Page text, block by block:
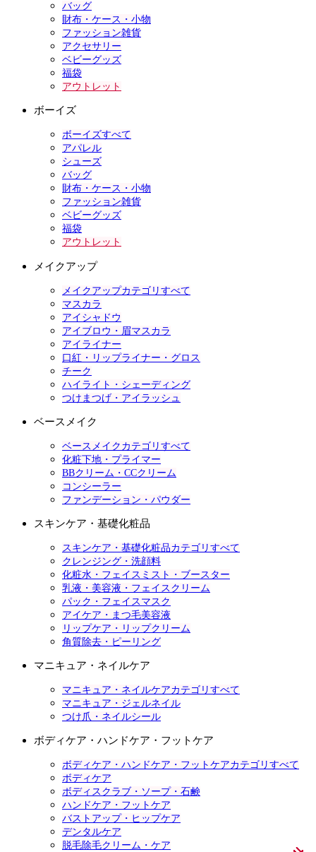
バッグ
財布・ケース・小物
ファッション雑貨
アクセサリー
ベビーグッズ
福袋
アウトレット
ボーイズ
ボーイズすべて
アパレル
シューズ
バッグ
財布・ケース・小物
ファッション雑貨
ベビーグッズ
福袋
アウトレット
メイクアップ
メイクアップカテゴリすべて
マスカラ
アイシャドウ
アイブロウ・眉マスカラ
アイライナー
口紅・リップライナー・グロス
チーク
ハイライト・シェーディング
つけまつげ・アイラッシュ
ベースメイク
ベースメイクカテゴリすべて
化粧下地・プライマー
BBクリーム・CCクリーム
コンシーラー
ファンデーション・パウダー
スキンケア・基礎化粧品
スキンケア・基礎化粧品カテゴリすべて
クレンジング・洗顔料
化粧水・フェイスミスト・ブースター
乳液・美容液・フェイスクリーム
パック・フェイスマスク
アイケア・まつ毛美容液
リップケア・リップクリーム
角質除去・ピーリング
マニキュア・ネイルケア
マニキュア・ネイルケアカテゴリすべて
マニキュア・ジェルネイル
つけ爪・ネイルシール
ボディケア・ハンドケア・フットケア
ボディケア・ハンドケア・フットケアカテゴリすべて
ボディケア
ボディスクラブ・ソープ・石鹸
ハンドケア・フットケア
バストアップ・ヒップケア
デンタルケア
脱毛除毛クリーム・ケア